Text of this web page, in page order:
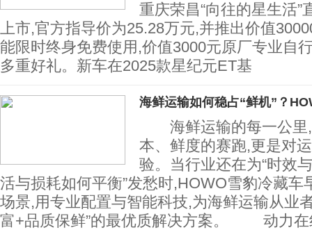
重庆荣昌“向往的星生活”
上市,官方指导价为25.28万元,并推出价值
能限时终身免费使用,价值3000元原厂专业自
多重好礼。新车在2025款星纪元ET基
海鲜运输如何稳占“鲜机”？
海鲜运输的每一公里,
本、鲜度的赛跑,更是对
验。当行业还在为“时效
活与损耗如何平衡”发愁时,HOWO雪豹冷藏车
场景,用专业配置与智能科技,为海鲜运输从业
富+品质保鲜”的最优质解决方案。 动力在